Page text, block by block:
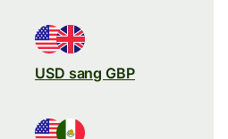
USD sang GBP